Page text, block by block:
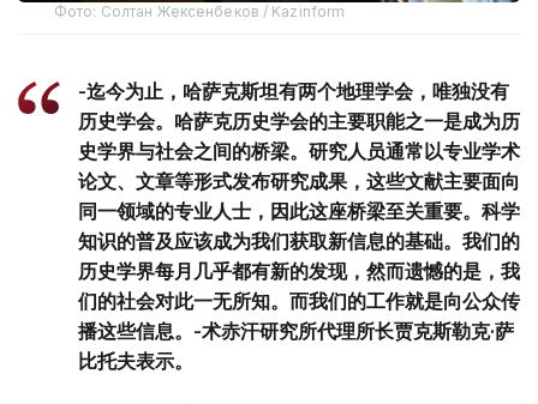
Фото: Солтан Жексенбеков / Kazinform
-迄今为止，哈萨克斯坦有两个地理学会，唯独没有
历史学会。哈萨克历史学会的主要职能之一是成为历
史学界与社会之间的桥梁。研究人员通常以专业学术
论文、文章等形式发布研究成果，这些文献主要面向
同一领域的专业人士，因此这座桥梁至关重要。科学
知识的普及应该成为我们获取新信息的基础。我们的
历史学界每月几乎都有新的发现，然而遗憾的是，我
们的社会对此一无所知。而我们的工作就是向公众传
播这些信息。-术赤汗研究所代理所长贾克斯勒克·萨
比托夫表示。